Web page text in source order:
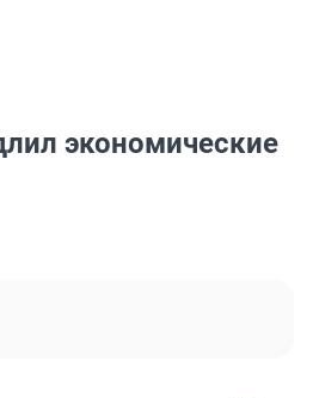
экономические